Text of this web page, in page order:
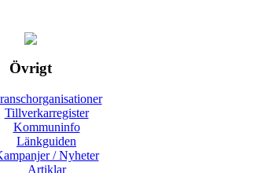
Övrigt
Tillverkarregister
Kommuninfo
Länkguiden
/ Nyheter
Artiklar